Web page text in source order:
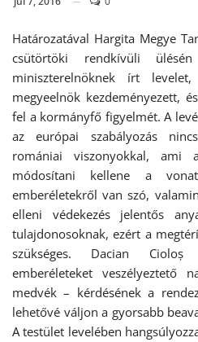
Határozatával Hargita Megye
csütörtöki rendkívüli
miniszterelnöknek írt
megyeelnök kezdeményezett,
fel a kormányfő figyelmét. A
az európai szabályozás
romániai viszonyokkal, ami
módosítani kellene a
emberéletekről van szó,
elleni védekezés jelentős
tulajdonosoknak, ezért a
szükséges. Dacian
emberéleteket veszélyeztető
medvék – kérdésének a
lehetővé váljon a gyorsabb
A testület levelében